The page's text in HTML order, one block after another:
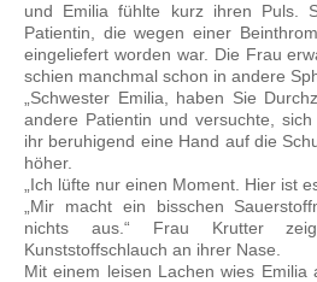
und Emilia fühlte kurz ihren Puls.
Patientin, die wegen einer
eingeliefert worden war. Die Frau
schien manchmal schon in andere
„Schwester Emilia, haben Sie
andere Patientin und versuchte,
ihr beruhigend eine Hand auf die
höher.
„Ich lüfte nur einen Moment. Hier ist
„Mir macht ein bisschen
nichts aus.“ Frau Krutter
Kunststoffschlauch an ihrer Nase.
Mit einem leisen Lachen wies Emilia